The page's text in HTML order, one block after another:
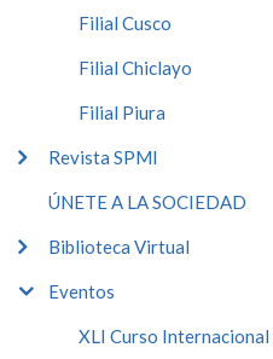
Filial Cusco
Filial Chiclayo
Filial Piura
Revista SPMI
ÚNETE A LA SOCIEDAD
Biblioteca Virtual
Eventos
XLI Curso